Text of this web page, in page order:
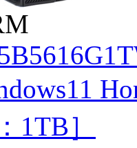
1TB］